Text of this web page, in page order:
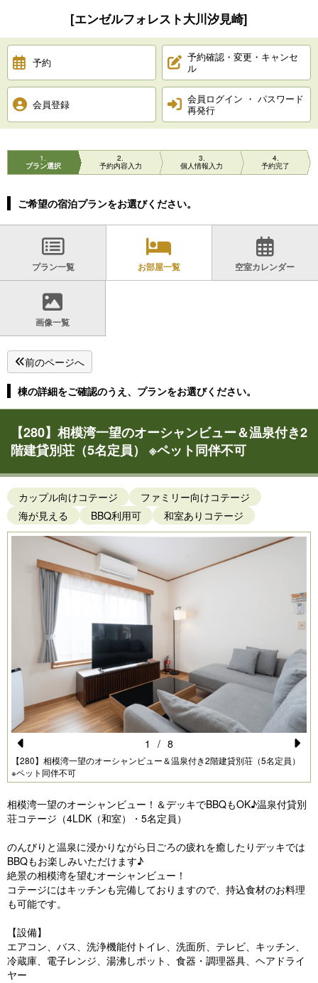
[エンゼルフォレスト大川汐見崎]
予約
予約確認・変更・キャンセ
ル
会員登録
会員ログイン ・ パスワード
再発行
1
プラン選択
2
予約内容入力
3
個人情報入力
4
予約完了
ご希望の宿泊プランをお選びください。
プラン一覧 お部屋一覧 空室カレンダー
画像一覧
前のページへ
棟の詳細をご確認のうえ、プランをお選びください。
【280】相模湾一望のオーシャンビュー＆温泉付き2
階建貸別荘（5名定員） ※ペット同伴不可
カップル向けコテージ
ファミリー向けコテージ
海が見える
BBQ利用可 和室ありコテージ
Pr
e
vi
o
u
s
【280】相模湾一望のオーシャンビュー＆温泉付き2階建貸別荘（5名定員）
※ペット同伴不可
N
e
xt
1 / 8
相模湾一望のオーシャンビュー！＆デッキでBBQもOK♪温泉付貸別
荘コテージ（4LDK（和室）・5名定員）
のんびりと温泉に浸かりながら日ごろの疲れを癒したりデッキでは
BBQもお楽しみいただけます♪
絶景の相模湾を望むオーシャンビュー！
コテージにはキッチンも完備しておりますので、持込食材のお料理
も可能です。
【設備】
エアコン、バス、洗浄機能付トイレ、洗面所、テレビ、キッチン、
冷蔵庫、電子レンジ、湯沸しポット、食器・調理器具、ヘアドライ
ヤー